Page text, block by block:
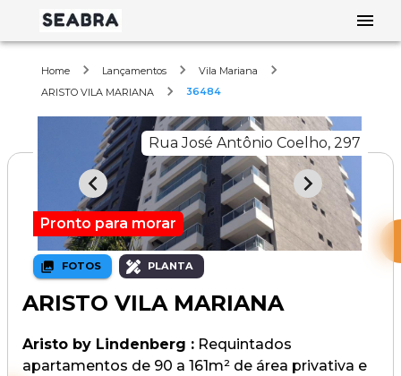
Home Lançamentos
Vila Mariana
ARISTO VILA MARIANA
36484
FOTOS PLANTA
Rua José Antônio Coelho, 297
Pronto para morar
ARISTO VILA MARIANA
Aristo by Lindenberg : Requintados
apartamentos de 90 a 161m² de área privativa e